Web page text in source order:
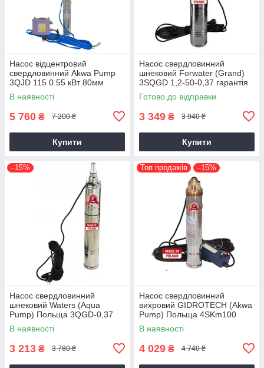
Насос відцентровий
свердловинний Akwa Pump
3QJD 115 0.55 кВт 80мм
Польша + гарантія 3 роки
В наявності
5 760 ₴ 7 200 ₴
Купити
Насос свердловинний
шнековий Forwater (Grand)
3SQGD 1,2-50-0,37 гарантія
3 роки
Готово до відправки
3 349 ₴ 3 940 ₴
Купити
–15%
Насос свердловинний
шнековий Waters (Aqua
Pump) Польща 3QGD-0,37
гарантія 3 роки
В наявності
3 213 ₴ 3 780 ₴
Топ продажів –15%
Насос свердловинний
вихровий GIDROTECH (Akwa
Pump) Польща 4SKm100
гарантія 3 роки
В наявності
4 029 ₴ 4 740 ₴